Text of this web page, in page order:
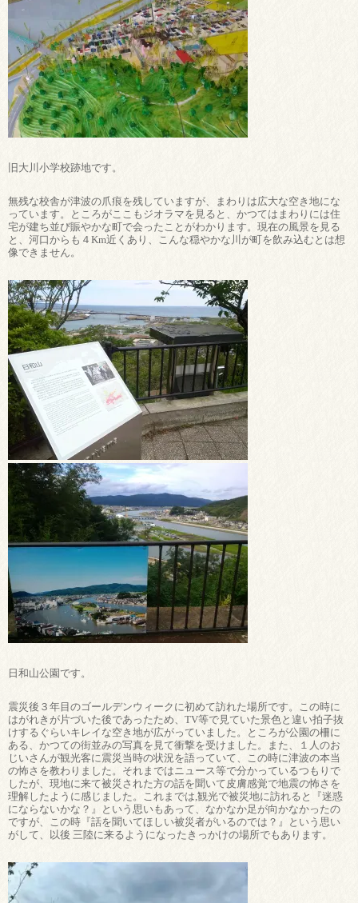
旧大川小学校跡地です。
無残な校舎が津波の爪痕を残していますが、まわりは広大な空き地にな
っています。ところがここもジオラマを見ると、かつてはまわりには住
宅が建ち並び賑やかな町で会ったことがわかります。現在の風景を見る
と、河口からも４Km近くあり、こんな穏やかな川が町を飲み込むとは想
像できません。
日和山公園です。
震災後３年目のゴールデンウィークに初めて訪れた場所です。この時に
はがれきが片づいた後であったため、TV等で見ていた景色と違い拍子抜
けするぐらいキレイな空き地が広がっていました。ところが公園の柵に
ある、かつての街並みの写真を見て衝撃を受けました。また、１人のお
じいさんが観光客に震災当時の状況を語っていて、この時に津波の本当
の怖さを教わりました。それまではニュース等で分かっているつもりで
したが、現地に来て被災された方の話を聞いて皮膚感覚で地震の怖さを
理解したように感じました。これまでは,観光で被災地に訪れると『迷惑
にならないかな？』という思いもあって、なかなか足が向かなかったの
ですが、この時『話を聞いてほしい被災者がいるのでは？』という思い
がして、以後 三陸に来るようになったきっかけの場所でもあります。